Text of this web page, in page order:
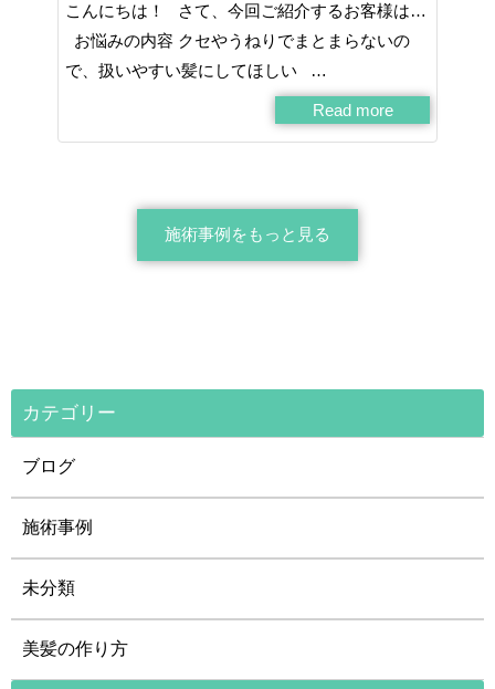
こんにちは！ さて、今回ご紹介するお客様は…
お悩みの内容 クセやうねりでまとまらないの
で、扱いやすい髪にしてほしい …
Read more
施術事例をもっと見る
カテゴリー
ブログ
施術事例
未分類
美髪の作り方